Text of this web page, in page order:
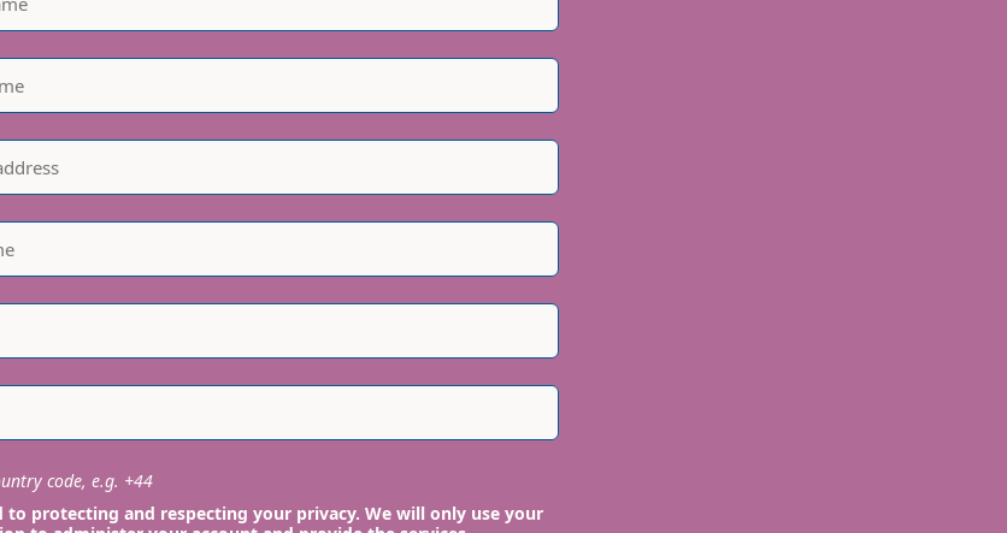
code, e.g. +44
to protecting and respecting your privacy. We will only use your